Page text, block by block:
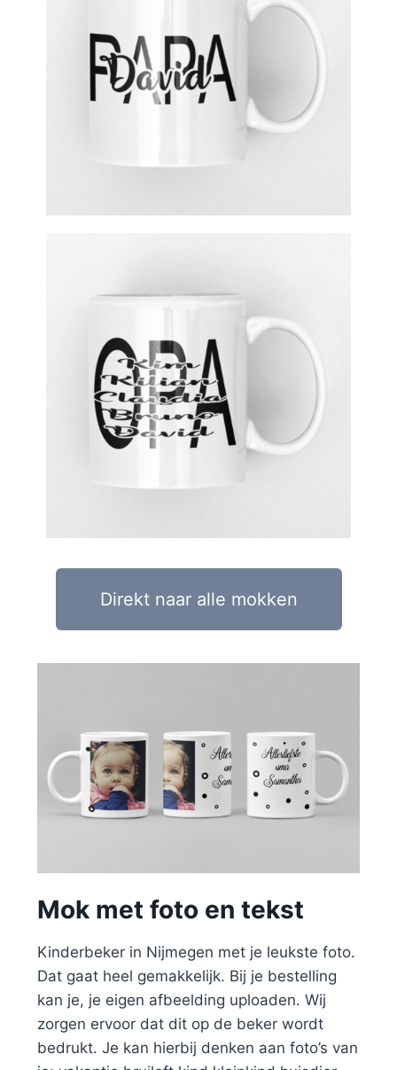
Direkt naar alle mokken
Mok met foto en tekst
Kinderbeker in Nijmegen met je leukste foto.
Dat gaat heel gemakkelijk. Bij je bestelling
kan je, je eigen afbeelding uploaden. Wij
zorgen ervoor dat dit op de beker wordt
bedrukt. Je kan hierbij denken aan foto’s van